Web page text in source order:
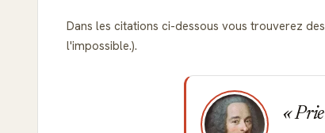
Dans les citations ci-dessous vous trouverez
l'impossible.).